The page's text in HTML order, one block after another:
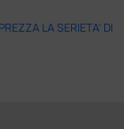
LA SERIETA' DI